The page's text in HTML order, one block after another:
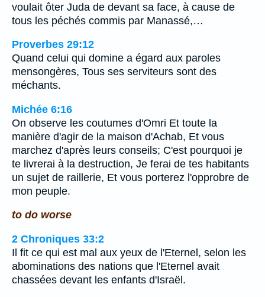
voulait ôter Juda de devant sa face, à cause de
tous les péchés commis par Manassé,…
Proverbes 29:12
Quand celui qui domine a égard aux paroles
mensongères, Tous ses serviteurs sont des
méchants.
Michée 6:16
On observe les coutumes d'Omri Et toute la
manière d'agir de la maison d'Achab, Et vous
marchez d'après leurs conseils; C'est pourquoi je
te livrerai à la destruction, Je ferai de tes habitants
un sujet de raillerie, Et vous porterez l'opprobre de
mon peuple.
to do worse
2 Chroniques 33:2
Il fit ce qui est mal aux yeux de l'Eternel, selon les
abominations des nations que l'Eternel avait
chassées devant les enfants d'Israël.